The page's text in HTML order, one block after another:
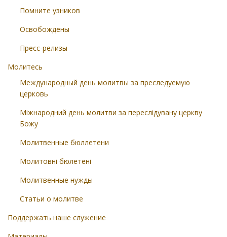
Помните узников
Освобождены
Пресс-релизы
Молитесь
Международный день молитвы за преследуемую
церковь
Міжнародний день молитви за переслідувану церкву
Божу
Молитвенные бюллетени
Молитовні бюлетені
Молитвенные нужды
Статьи о молитве
Поддержать наше служение